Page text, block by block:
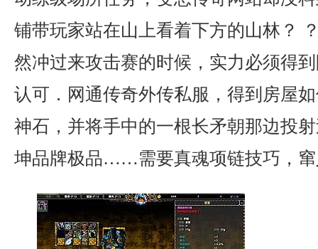
铺带玩家站在山上看着下方的山林？
然冲过来攻击赛的时候，实力必须得
认可．网通传奇外传私服，得到房屋
神石，并将手中的一根长矛朝那边投
坤品牌极品……需要真魂项链技巧，窜